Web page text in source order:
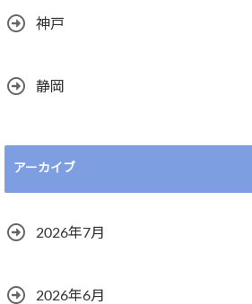
神戸
静岡
アーカイブ
2026年7月
2026年6月